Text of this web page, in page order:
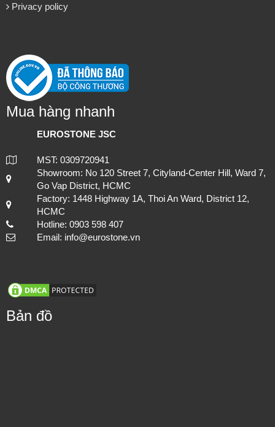
Privacy policy
Mua hàng nhanh
EUROSTONE JSC
MST: 0309720941
Showroom: No 120 Street 7, Cityland-Center Hill, Ward 7,
Go Vap District, HCMC
Factory: 1448 Highway 1A, Thoi An Ward, District 12,
HCMC
Hotline: 0903 598 407
Email: info@eurostone.vn
Bản đồ